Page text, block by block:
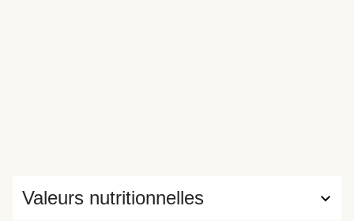
Valeurs nutritionnelles